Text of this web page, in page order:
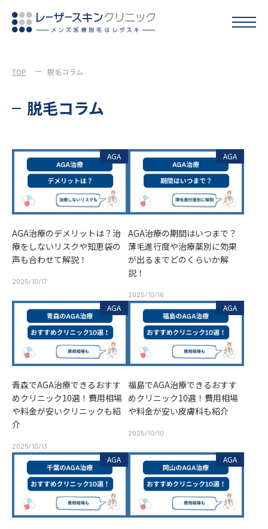
TOP 脱毛コラム
脱毛コラム
AGA
AGA治療のデメリットは？治
療をしないリスクや知恵袋の
声も合わせて解説！
2025/10/17
AGA
AGA治療の期間はいつまで？
薄毛進行度や治療薬別に効果
が出るまでどのくらいか解
説！
2025/10/16
AGA
青森でAGA治療できるおすす
めクリニック10選！費用相場
や料金が安いクリニックも紹
介
2025/10/13
AGA
福島でAGA治療できるおすす
めクリニック10選！費用相場
や料金が安い皮膚科も紹介
2025/10/10
AGA AGA